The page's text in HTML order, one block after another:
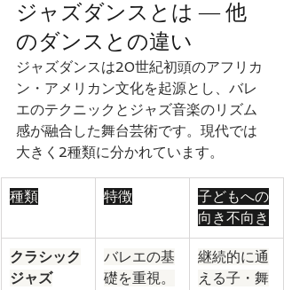
ジャズダンスとは — 他
のダンスとの違い
ジャズダンスは20世紀初頭のアフリカ
ン・アメリカン文化を起源とし、バレ
エのテクニックとジャズ音楽のリズム
感が融合した舞台芸術です。現代では
大きく2種類に分かれています。
種類 特徴
子どもへの
向き不向き
クラシック
ジャズ
バレエの基
礎を重視。
継続的に通
える子・舞